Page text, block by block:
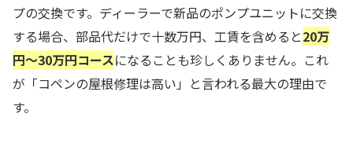
プの交換です。ディーラーで新品のポンプユニットに交換
する場合、部品代だけで十数万円、工賃を含めると20万
円〜30万円コースになることも珍しくありません。これ
が「コペンの屋根修理は高い」と言われる最大の理由で
す。